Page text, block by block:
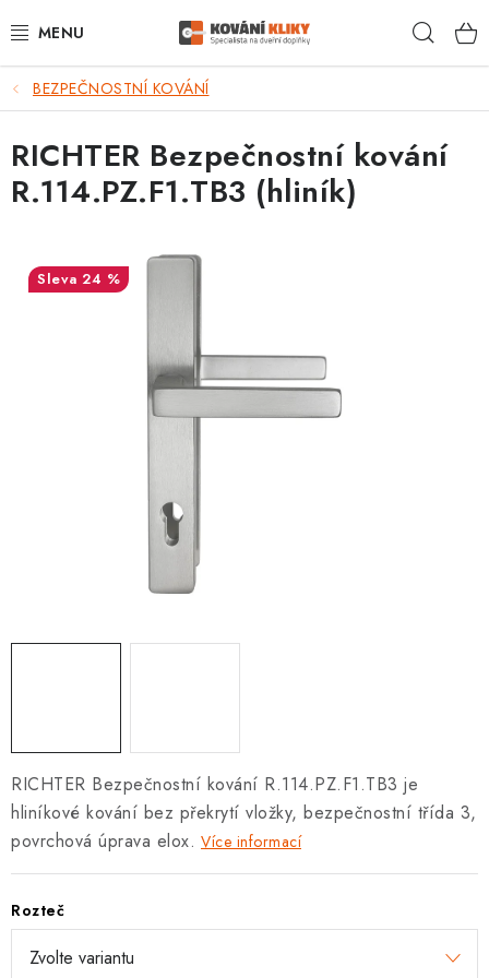
na
VÝPRODEJ - TOP AKCE
BLOG
UŽITEČNÉ RADY
VRÁCENÍ ZBOŽÍ
KLIKY - EASY LOCK
CYLINDRICKÉ VLOŽKY
VISACÍ ZÁMKY
SPECIÁLNÍ KOVÁNÍ
BEZPEČNOSTNÍ KOVÁNÍ
RICHTER Bezpečnostní kování R.114.PZ.F1.TB3 je
hliníkové kování bez překrytí vložky, bezpečnostní třída 3,
povrchová úprava elox. Více informací
Rozteč
RICHTER Bezpečnostní kování
R.114.PZ.F1.TB3 (hliník)
24 %